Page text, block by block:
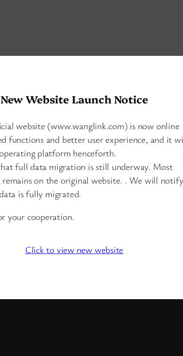
New Website Launch Notice
website (www.wanglink.com) is now online
functions and better user experience, and it
platform henceforth.
full data migration is still underway. Most
on the original website. . We will notify
is fully migrated.
your cooperation.
Click to view new website